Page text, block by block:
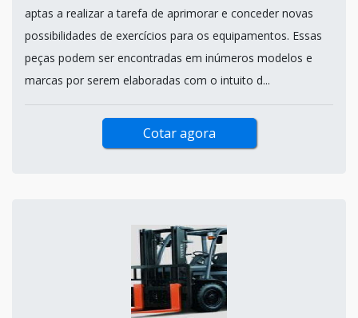
aptas a realizar a tarefa de aprimorar e conceder novas
possibilidades de exercícios para os equipamentos. Essas
peças podem ser encontradas em inúmeros modelos e
marcas por serem elaboradas com o intuito d...
Cotar agora